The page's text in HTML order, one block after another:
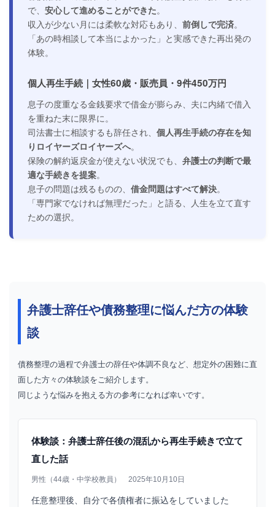
で、 安心して進めることができた。
収入が少ない月には柔軟な対応もあり、 前倒しで完済。
「あの時相談して本当によかった」と実感できた再出発の
体験。
個人再生手続｜女性60歳・販売員・9件450万円
息子の度重なる金銭要求で借金が膨らみ、夫に内緒で借入
を重ねた末に限界に。
司法書士に相談するも辞任され、 個人再生手続の存在を知
りロイヤーズロイヤーズへ。
保険の解約返戻金が使えない状況でも、 弁護士の判断で最
適な手続きを提案。
息子の問題は残るものの、 借金問題はすべて解決。
「専門家でなければ無理だった」と語る、人生を立て直す
ための選択。
弁護士辞任や債務整理に悩んだ方の体験
談
債務整理の過程で弁護士の辞任や体調不良など、想定外の困難に直
面した方々の体験談をご紹介します。
同じような悩みを抱える方の参考になれば幸いです。
体験談：弁護士辞任後の混乱から再生手続きで立て
直した話
男性（44歳・中学校教員） 2025年10月10日
任意整理後、自分で各債権者に振込をしていました